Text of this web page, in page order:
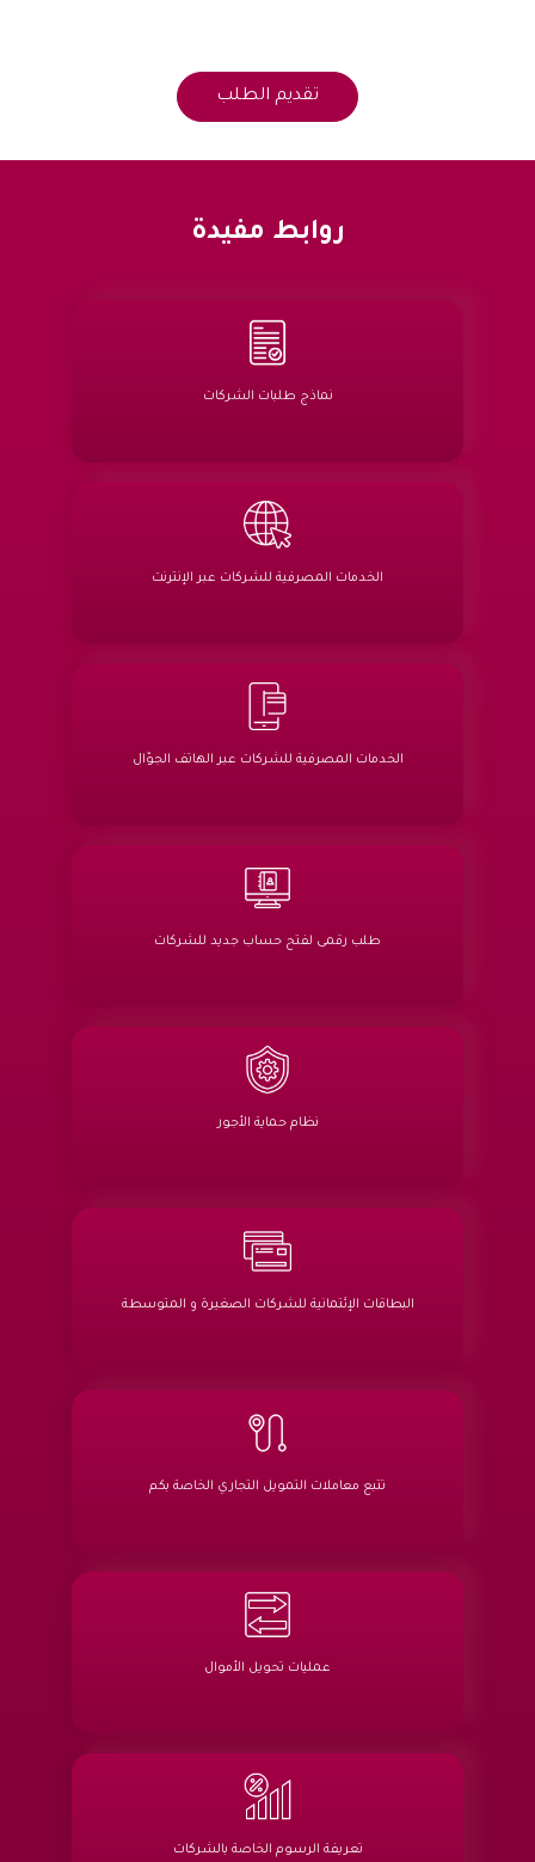
روابط مفيدة
نماذج طلبات الشركات
الخدمات المصرفية للشركات عبر الإنترنت
الخدمات المصرفية للشركات عبر الهاتف الجوّال
طلب رقمى لفتح حساب جديد للشركات
نظام حماية الأجور
البطاقات الإئتمانية للشركات الصغيرة و المتوسطة
تتبع معاملات التمويل التجاري الخاصة بكم
عمليات تحويل الأموال
تعريفة الرسوم الخاصة بالشركات